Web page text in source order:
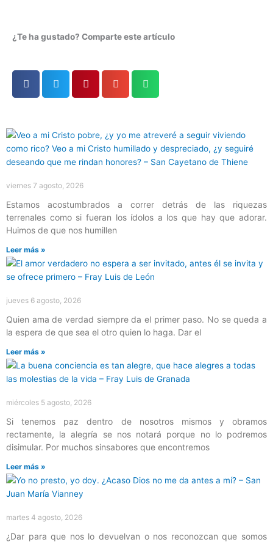
¿Te ha gustado? Comparte este artículo
viernes 7 agosto, 2026
Estamos acostumbrados a correr detrás de las riquezas
terrenales como si fueran los ídolos a los que hay que adorar.
Huimos de que nos humillen
Leer más »
jueves 6 agosto, 2026
Quien ama de verdad siempre da el primer paso. No se queda a
la espera de que sea el otro quien lo haga. Dar el
Leer más »
miércoles 5 agosto, 2026
Si tenemos paz dentro de nosotros mismos y obramos
rectamente, la alegría se nos notará porque no lo podremos
disimular. Por muchos sinsabores que encontremos
Leer más »
martes 4 agosto, 2026
¿Dar para que nos lo devuelvan o nos reconozcan que somos
Página
Página
Página
Página
Página